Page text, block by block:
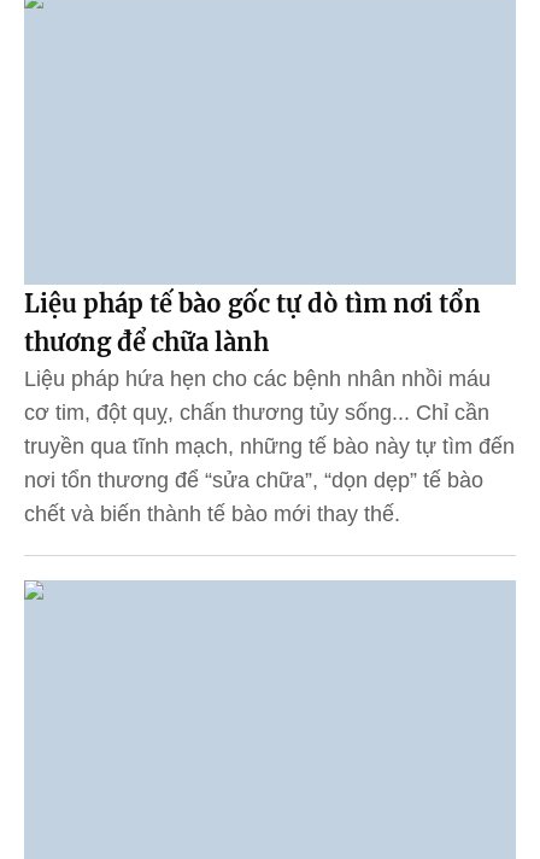
Liệu pháp tế bào gốc tự dò tìm nơi tổn
thương để chữa lành
Liệu pháp hứa hẹn cho các bệnh nhân nhồi máu
cơ tim, đột quỵ, chấn thương tủy sống... Chỉ cần
truyền qua tĩnh mạch, những tế bào này tự tìm đến
nơi tổn thương để “sửa chữa”, “dọn dẹp” tế bào
chết và biến thành tế bào mới thay thế.